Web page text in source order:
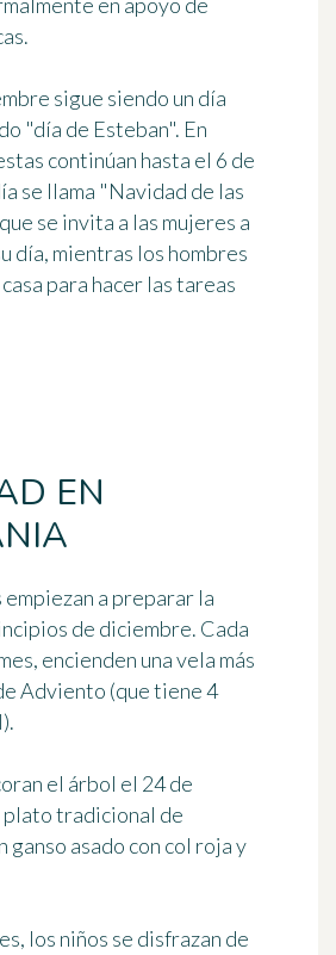
sigue siendo un día
"día de Esteban". En
continúan hasta el 6 de
se llama "Navidad de las
se invita a las mujeres a
día, mientras los hombres
para hacer las tareas
EN
empiezan a preparar la
de diciembre. Cada
encienden una vela más
Adviento (que tiene 4
el árbol el 24 de
tradicional de
ganso asado con col rojay
los niños se disfrazan de